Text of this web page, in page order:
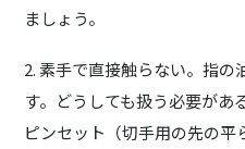
ましょう。
2. 素手で直接触らない。 指の
す。どうしても扱う必要があ
ピンセット（切手用の先の平